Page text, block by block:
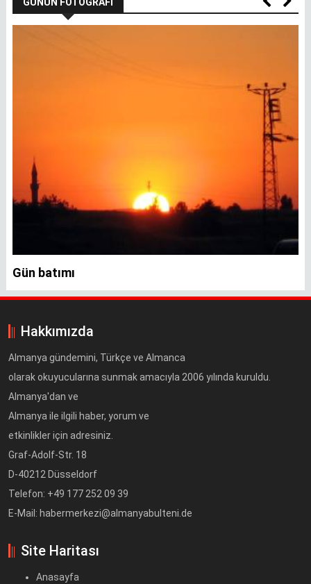
Gün batımı
Hakkımızda
Almanya gündemini, Türkçe ve Almanca
olarak okuyucularına sunmak amacıyla 2006 yılında kuruldu.
Almanya'dan ve
Almanya ile ilgili haber, yorum ve
etkinlikler için adresiniz.
Graf-Adolf-Str. 18
D-40212 Düsseldorf
Telefon: +49 177 252 09 39
E-Mail: habermerkezi@almanyabulteni.de
Site Haritası
Anasayfa